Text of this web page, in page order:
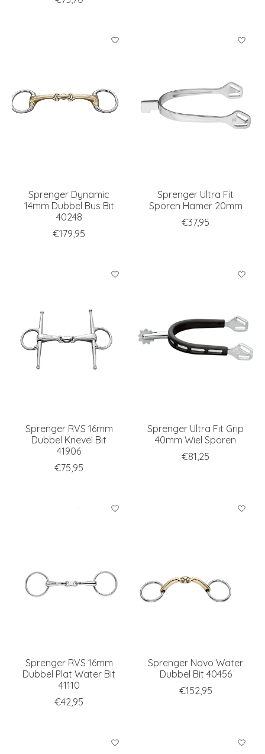
Sprenger Dynamic
14mm Dubbel Bus Bit
40248
€179,95
Sprenger Ultra Fit
Sporen Hamer 20mm
€37,95
Sprenger RVS 16mm
Dubbel Knevel Bit
41906
€75,95
Sprenger Ultra Fit Grip
40mm Wiel Sporen
€81,25
Sprenger RVS 16mm
Dubbel Plat Water Bit
41110
€42,95
Sprenger Novo Water
Dubbel Bit 40456
€152,95